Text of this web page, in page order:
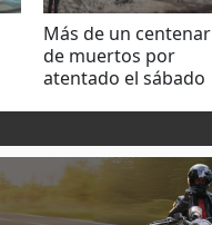
Más de un centenar
de muertos por
atentado el sábado